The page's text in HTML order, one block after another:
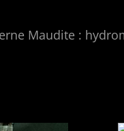
Maudite :